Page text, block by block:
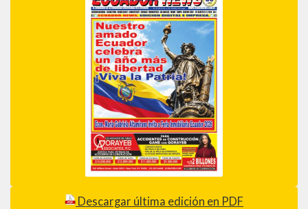
Descargar última edición en PDF